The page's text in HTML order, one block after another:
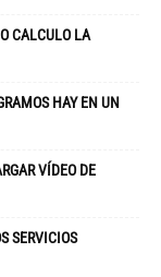
CALCULO LA
HAY EN UN
VÍDEO DE
SERVICIOS